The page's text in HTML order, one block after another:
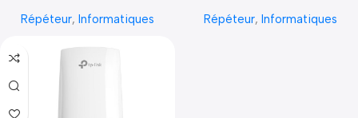
Répéteur, Informatiques Répéteur, Informatiques